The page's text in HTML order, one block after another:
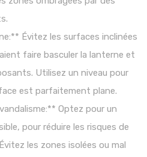
Évitez les surfaces inclinées
faire basculer la lanterne et
Utilisez un niveau pour
est parfaitement plane.
Optez pour un
pour réduire les risques de
les zones isolées ou mal